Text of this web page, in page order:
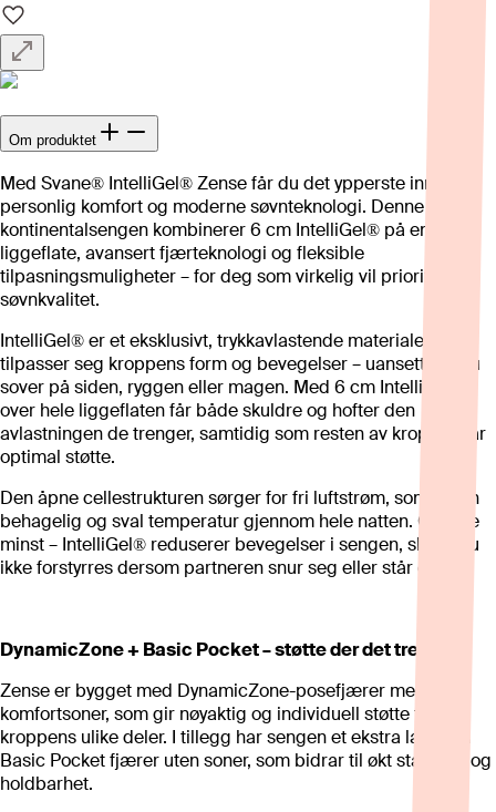
Om produktet
Med Svane® IntelliGel® Zense får du det ypperste innen
personlig komfort og moderne søvnteknologi. Denne
kontinentalsengen kombinerer 6 cm IntelliGel® på en hel
liggeflate, avansert fjærteknologi og fleksible
tilpasningsmuligheter – for deg som virkelig vil prioritere
søvnkvalitet.
IntelliGel® er et eksklusivt, trykkavlastende materiale som
tilpasser seg kroppens form og bevegelser – uansett om du
sover på siden, ryggen eller magen. Med 6 cm IntelliGel®
over hele liggeflaten får både skuldre og hofter den
avlastningen de trenger, samtidig som resten av kroppen får
optimal støtte.
Den åpne cellestrukturen sørger for fri luftstrøm, som gir en
behagelig og sval temperatur gjennom hele natten. Og ikke
minst – IntelliGel® reduserer bevegelser i sengen, slik at du
ikke forstyrres dersom partneren snur seg eller står opp.
DynamicZone + Basic Pocket – støtte der det trengs
Zense er bygget med DynamicZone-posefjærer med 7
komfortsoner, som gir nøyaktig og individuell støtte til
kroppens ulike deler. I tillegg har sengen et ekstra lag med
Basic Pocket fjærer uten soner, som bidrar til økt stabilitet og
holdbarhet.